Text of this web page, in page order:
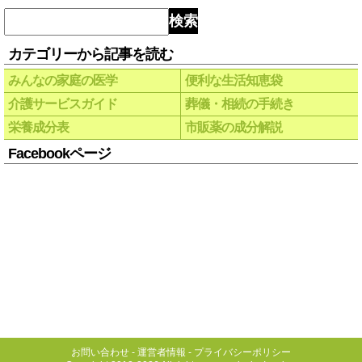
検索
カテゴリーから記事を読む
みんなの家庭の医学
便利な生活知恵袋
介護サービスガイド
葬儀・相続の手続き
栄養成分表
市販薬の成分解説
Facebookページ
お問い合わせ - 運営者情報 - プライバシーポリシー